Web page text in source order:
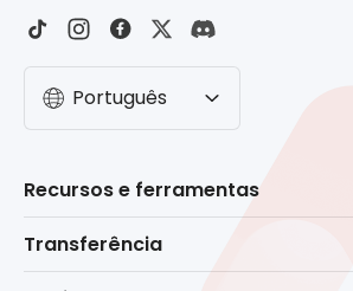
Português
Recursos e ferramentas
Retoque baseado em IA
Borracha
Transferência
Baixar para Windows